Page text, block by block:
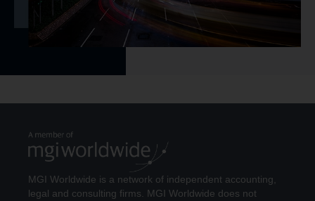
MGI Worldwide is a network of independent accounting,
legal and consulting firms. MGI Worldwide does not